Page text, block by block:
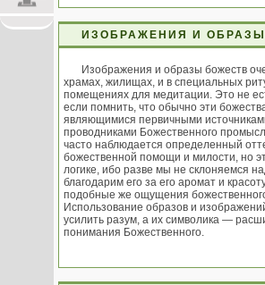
ИЗОБРАЖЕНИЯ И
Изображения и образы божеств
храмах, жилищах, и в специальных
помещениях для медитации. Это не
если помнить, что обычно эти
являющимися первичными
проводниками Божественного
часто наблюдается определенный
божественной помощи и милости, но
логике, ибо разве мы не склоняемся
благодарим его за его аромат и
подобные же ощущения
Использование образов и
усилить разум, а их символика —
понимания Божественного.